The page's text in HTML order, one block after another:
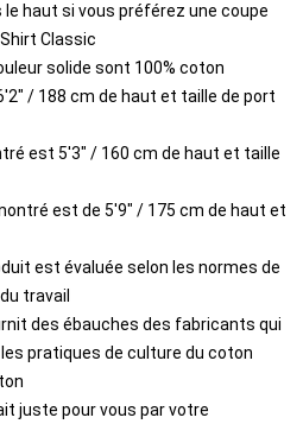
haut si vous préférez une coupe
Classic
solide sont 100% coton
/ 188 cm de haut et taille de port
est 5'3" / 160 cm de haut et taille
est de 5'9" / 175 cm de haut et
est évaluée selon les normes de
travail
des ébauches des fabricants qui
pratiques de culture du coton
juste pour vous par votre